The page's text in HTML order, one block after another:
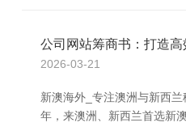
公司网站筹商书：打造高
2026-03-21
新澳海外_专注澳洲与新西
年，来澳洲、新西兰首选新